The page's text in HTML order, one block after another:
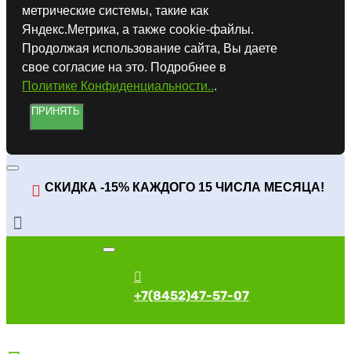
метрические системы, такие как
Яндекс.Метрика, а также cookie-файлы.
Продолжая использование сайта, Вы даете
свое согласие на это. Подробнее в
Политике Конфиденциальности...
ПРИНЯТЬ
СКИДКА -15% КАЖДОГО 15 ЧИСЛА МЕСЯЦА!
+7(8452)47-57-07